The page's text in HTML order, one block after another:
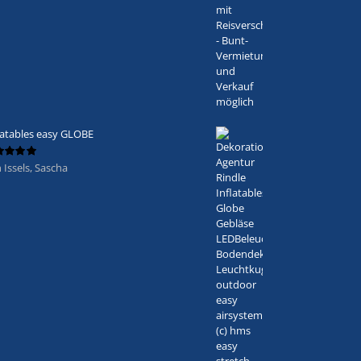
easy GLOBE
Sascha